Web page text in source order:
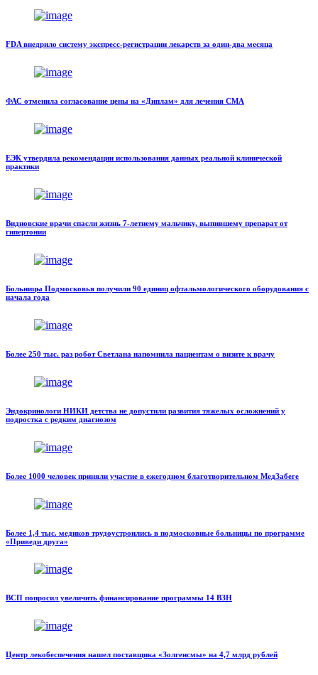
FDA внедрило систему экспресс-регистрации лекарств за один-два месяца
ФАС отменила согласование цены на «Диплам» для лечения СМА
ЕЭК утвердила рекомендации использования данных реальной клинической
практики
Видновские врачи спасли жизнь 7-летнему мальчику, выпившему препарат от
гипертонии
Больницы Подмосковья получили 90 единиц офтальмологического оборудования с
начала года
Более 250 тыс. раз робот Светлана напомнила пациентам о визите к врачу
Эндокринологи НИКИ детства не допустили развития тяжелых осложнений у
подростка с редким диагнозом
Более 1000 человек приняли участие в ежегодном благотворительном МедЗабеге
Более 1,4 тыс. медиков трудоустроились в подмосковные больницы по программе
«Приведи друга»
ВСП попросил увеличить финансирование программы 14 ВЗН
Центр лекобеспечения нашел поставщика «Золгенсмы» на 4,7 млрд рублей